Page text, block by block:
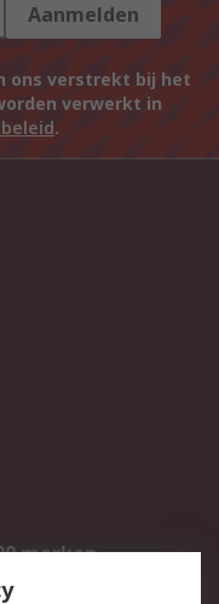
Aanmelden
ons verstrekt bij het
verwerkt in
.
merken